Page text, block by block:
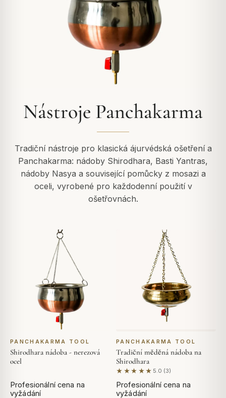
Nástroje Panchakarma
Tradiční nástroje pro klasická ájurvédská ošetření a
Panchakarma: nádoby Shirodhara, Basti Yantras,
nádoby Nasya a související pomůcky z mosazi a
oceli, vyrobené pro každodenní použití v
ošetřovnách.
PANCHAKARMA TOOL
Shirodhara nádoba - nerezová
ocel
Profesionální cena na
vyžádání
PANCHAKARMA TOOL
Tradiční měděná nádoba na
Shirodhara
★★★★★ 5.0 (3)
Na základě 3 hodnocení
Profesionální cena na
vyžádání